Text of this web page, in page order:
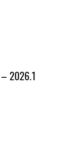
2026.1